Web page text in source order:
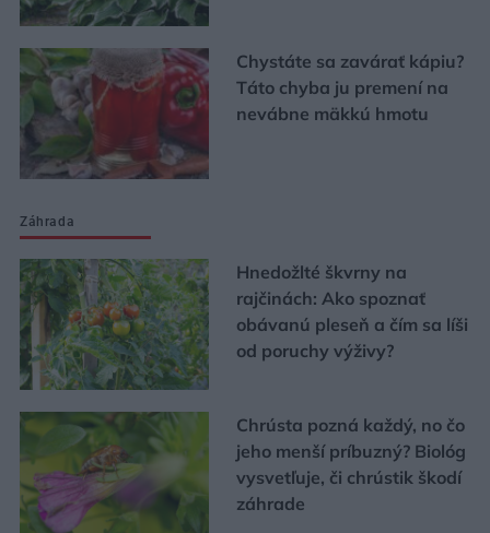
Chystáte sa zavárať kápiu?
Táto chyba ju premení na
nevábne mäkkú hmotu
Záhrada
Hnedožlté škvrny na
rajčinách: Ako spoznať
obávanú pleseň a čím sa líši
od poruchy výživy?
Chrústa pozná každý, no čo
jeho menší príbuzný? Biológ
vysvetľuje, či chrústik škodí
záhrade